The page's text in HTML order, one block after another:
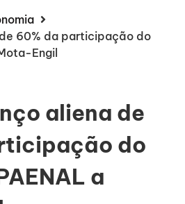
60% da participação do
Engil
aliena de
do
a